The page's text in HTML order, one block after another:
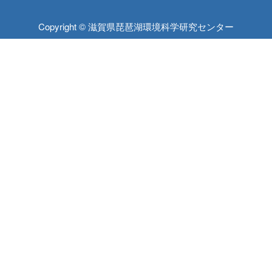
Copyright © 滋賀県琵琶湖環境科学研究センター